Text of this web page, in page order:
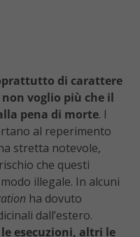
di carattere
voglio più che il
pena di morte. I
al reperimento
stretta notevole,
che questi
illegale. In alcuni
ha dovuto
dall’estero.
esecuzioni, altri le